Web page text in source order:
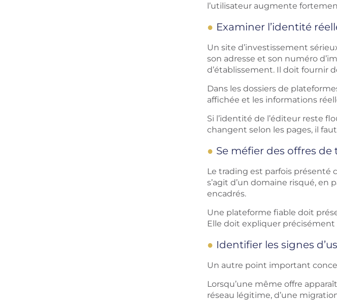
l’utilisateur augmente
Examiner l’identité
Un site d’investissement
son adresse et son numéro
d’établissement. Il doit fournir
Dans les dossiers de
affichée et les informations
Si l’identité de l’éditeur reste
changent selon les pages, il
Se méfier des offres
Le trading est parfois présenté
s’agit d’un domaine risqué,
encadrés.
Une plateforme fiable doit
Elle doit expliquer précisément
Identifier les signes
Un autre point important
Lorsqu’une même offre
réseau légitime, d’une